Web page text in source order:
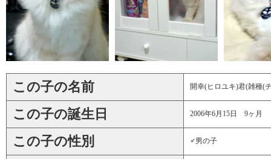
この子の名前 開幸(ヒロユキ)君(雑種(
この子の誕生日 2006年6月15日 9ヶ月
この子の性別 ♂男の子